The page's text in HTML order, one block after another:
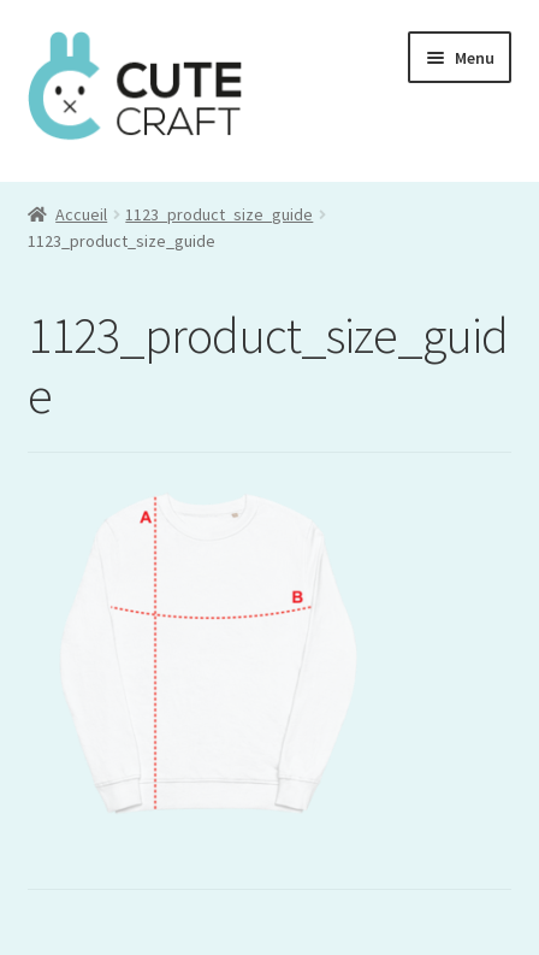
Aller
à
la
navigation
Aller
au
contenu
Menu
Commande
Accueil
1123_product_size_guide
1123_product_size_guide
1123_product_size_guid
e